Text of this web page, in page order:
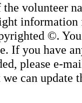
the volunteer
information
©.
If you have
please e-
can update